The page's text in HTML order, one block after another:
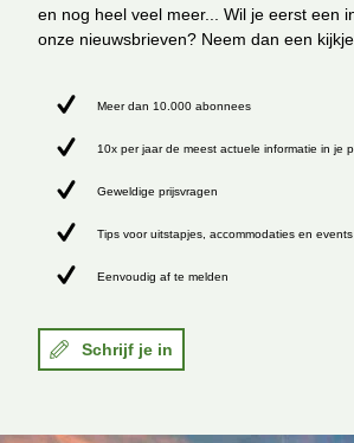
en nog heel veel meer... Wil je eerst een
onze nieuwsbrieven? Neem dan een
Meer dan 10.000 abonnees
10x per jaar de meest actuele informatie in je
Geweldige prijsvragen
Tips voor uitstapjes, accommodaties en events
Eenvoudig af te melden
Schrijf je in